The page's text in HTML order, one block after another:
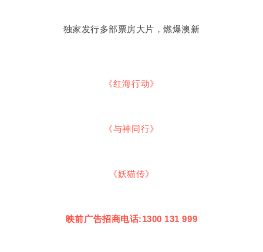
独家发行多部票房大片，燃爆澳新
《红海行动》
《与神同行》
《妖猫传》
映前广告招商电话:1300 131 999